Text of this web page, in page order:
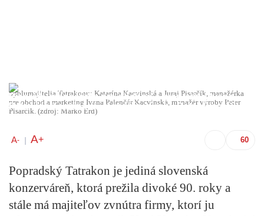
Spolumajitelia Tatrakonu: Katarína Kacvinská a Juraj Pisarčík, manažérka
pre obchod a marketing Ivana Palenčár Kacvinská, manažér výroby Peter
Pisarčík. (zdroj: Marko Erd)
A- A+
Popradský Tatrakon je jediná slovenská
konzerváreň, ktorá prežila divoké 90. roky a
stále má majiteľov zvnútra firmy, ktorí ju